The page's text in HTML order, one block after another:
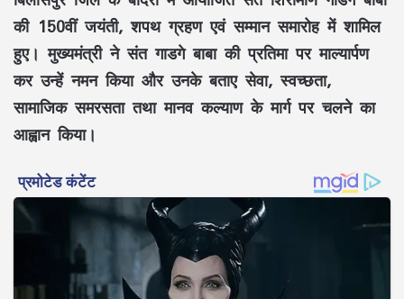
की 150वीं जयंती,शपथ ग्रहणएवंसम्मान समारोहमें शामिल
हुए। मुख्यमंत्री ने संत गाडगे बाबा की प्रतिमा पर माल्यार्पण
कर उन्हें नमन किया और उनके बताएसेवा,स्वच्छता,
सामाजिक समरसतातथामानव कल्याणके मार्ग पर चलने का
आह्वान किया।